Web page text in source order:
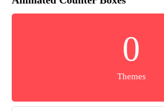
0
Themes